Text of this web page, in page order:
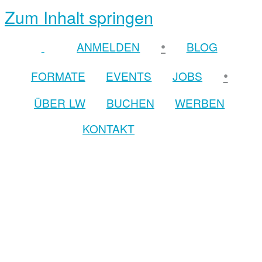
Zum Inhalt springen
ANMELDEN •
BLOG
FORMATE
EVENTS JOBS •
ÜBER LW BUCHEN
WERBEN
KONTAKT